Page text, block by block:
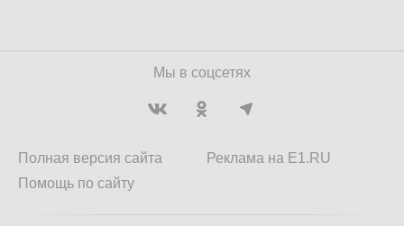
Мы в соцсетях
Полная версия сайта
Помощь по сайту
Реклама на E1.RU